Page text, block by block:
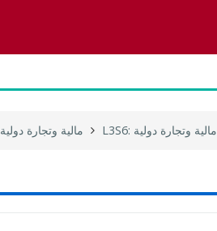
L3: مالية وتجارة دولية L3S6: مالية وتجارة دولية